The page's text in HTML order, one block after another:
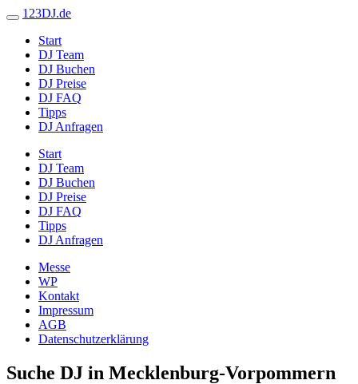
123DJ.de
Start
DJ Team
DJ Buchen
DJ Preise
DJ FAQ
Tipps
DJ Anfragen
Start
DJ Team
DJ Buchen
DJ Preise
DJ FAQ
Tipps
DJ Anfragen
Messe
WP
Kontakt
Impressum
AGB
Datenschutzerklärung
Suche DJ in Mecklenburg-Vorpommern